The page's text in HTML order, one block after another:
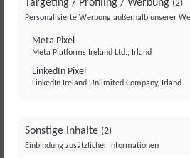
Im Rahmen dieser politischen
gemeinsam eine erste Bilanz und
umgesetzte Maßnahmen und
Reformvorhaben
politische Herausforderungen
Österreich 2026
Targeting / Profiling / Werbung (2)
Personalisierte Werbung außerhalb unserer
Meta Pixel
Meta Platforms Ireland Ltd., Irland
LinkedIn Pixel
LinkedIn Ireland Unlimited Company, Irland
Sonstige Inhalte (2)
Einbindung zusätzlicher Informationen